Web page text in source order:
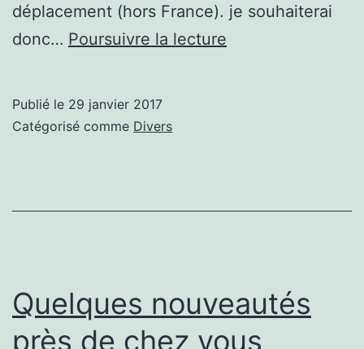
déplacement (hors France). je souhaiterai
donc… Poursuivre la lecture
Publié le 29 janvier 2017
Catégorisé comme Divers
Quelques nouveautés
près de chez vous